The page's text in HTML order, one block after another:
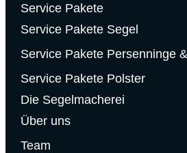
Service Pakete
Service Pakete Segel
Service Pakete Persenninge
Service Pakete Polster
Die Segelmacherei
Über uns
Team